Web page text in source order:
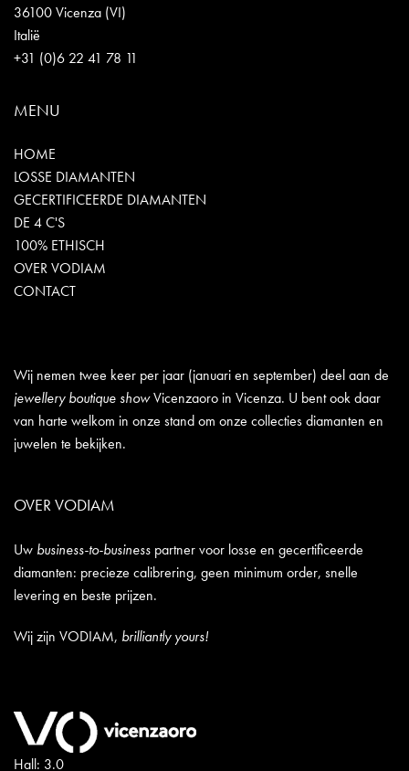
36100 Vicenza (VI)
Italië
+31 (0)6 22 41 78 11
MENU
HOME
LOSSE DIAMANTEN
GECERTIFICEERDE DIAMANTEN
DE 4 C'S
100% ETHISCH
OVER VODIAM
CONTACT
Wij nemen twee keer per jaar (januari en september) deel aan de
jewellery boutique showVicenzaoro in Vicenza. U bent ook daar
van harte welkom in onze stand om onze collecties diamanten en
juwelen te bekijken.
OVER VODIAM
Uw business-to-business partner voor losse en gecertificeerde
diamanten: precieze calibrering, geen minimum order, snelle
levering en beste prijzen.
Wij zijn VODIAM, brilliantly yours!
Hall: 3.0